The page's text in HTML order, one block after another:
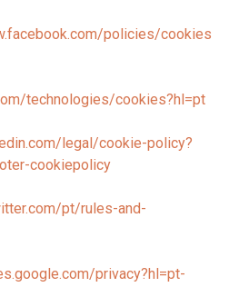
policies/cookies
technologies/cookies?hl=pt
legal/cookie-policy?
cookiepolicy
pt/rules-and-
privacy?hl=pt-